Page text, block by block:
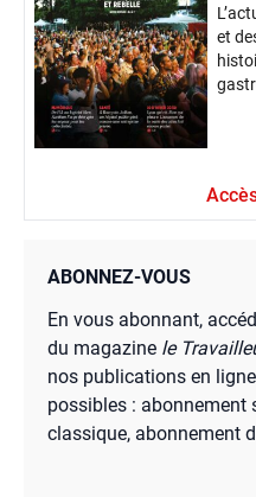
et
ABONNEZ-VOUS
En vous abonnant,
du magazine le
nos publications en
possibles : abonnement
classique, abonnement